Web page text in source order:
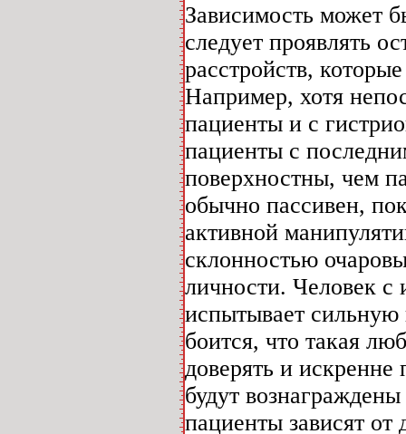
Зависимость может
следует проявлять
расстройств,
Например, хотя
пациенты и с
пациенты с
поверхностны, чем
обычно пассивен,
активной
склонностью
личности. Человек с
испытывает сильную
боится, что такая
доверять и искренне
будут
пациенты зависят